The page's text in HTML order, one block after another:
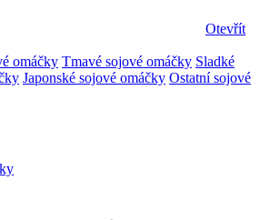
Otevřít
omáčky Tmavé sojové omáčky Sladké
Japonské sojové omáčky Ostatní sojové